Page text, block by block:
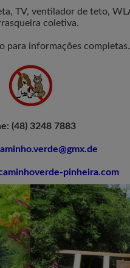
TV, ventilador de teto,
coletiva.
para informações completas.
(48) 3248 7883
pinheira.com